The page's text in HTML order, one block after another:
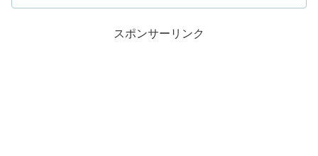
スポンサーリンク